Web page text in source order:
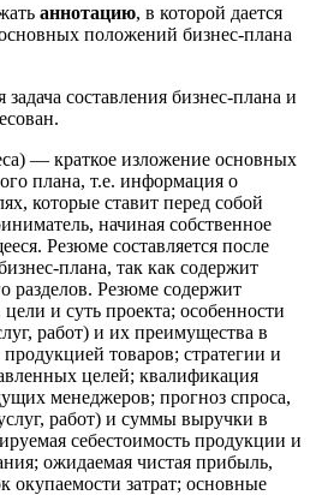
аннотацию, в которой дается
положений бизнес-плана
задача составления бизнес-плана и
— краткое изложение основных
плана, т.е. информация о
которые ставит перед собой
начиная собственное
Резюме составляется после
плана, так как содержит
разделов. Резюме содержит
и суть проекта; особенности
работ) и их преимущества в
товаров; стратегии и
целей; квалификация
менеджеров; прогноз спроса,
работ) и суммы выручки в
себестоимость продукции и
ожидаемая чистая прибыль,
окупаемости затрат; основные